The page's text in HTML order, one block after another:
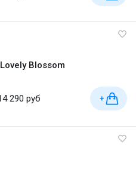
Blossom
290 руб +